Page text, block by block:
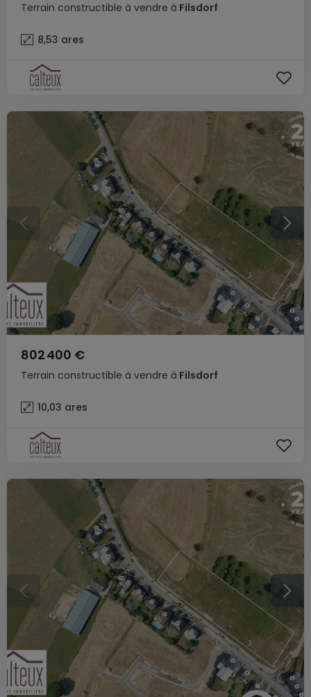
Terrain constructible à vendre à Filsdorf
8,53 ares
Terrain constructible à vendre à Filsdorf
802 400 €
10,03 ares